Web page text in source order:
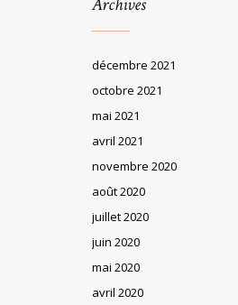
décembre 2021
octobre 2021
mai 2021
avril 2021
novembre 2020
août 2020
juillet 2020
juin 2020
mai 2020
avril 2020